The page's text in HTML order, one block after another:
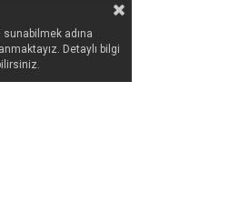
adına
Detaylı bilgi